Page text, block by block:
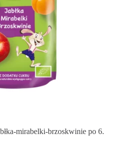
mirabelki-brzoskwinie po 6.